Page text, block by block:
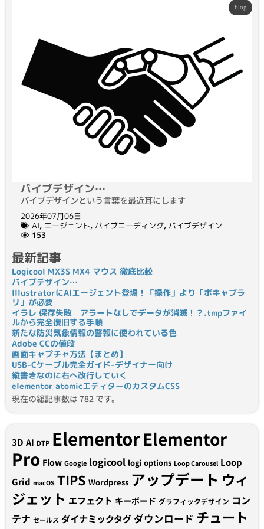
blog
バイブデザイン…
バイブデザインという言葉を最近耳にします
2026年07月06日
AI, エージェント, バイブコーディング, バイブデザイン
153
最新記事
Logicool MX3S MX4 マウス 徹底比較
バイブデザイン…
IllustratorにAIエージェント登場！「操作」より「ボキャブラ
リ」が必要
イラレ 保存失敗 アラートなしでデータが消滅！？.tmpファイ
ルから完全復旧する手順
新たな防災気象情報の警報に使われている色
Adobe CCの値段
画面キャプチャ方法【まとめ】
USB-Cケーブル完全ガイド-デザイナー向け
縦書きなのに右へ改行していく
elementor atomicエディターのカスタムCSS
現在の総記事数は 782 です。
3D AI DTP ElementorElementor
Pro Flow Google logicool logi options Loop Carousel Loop
Grid macOS TIPS Wordpress アップデート ウィ
ジェット エフェクト キーボード グラフィックデザイン コン
テナ セールス ダイナミックタグダウンロード チュート